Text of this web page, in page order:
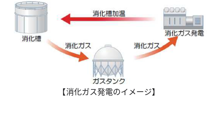
【消化ガス発電のイメージ】